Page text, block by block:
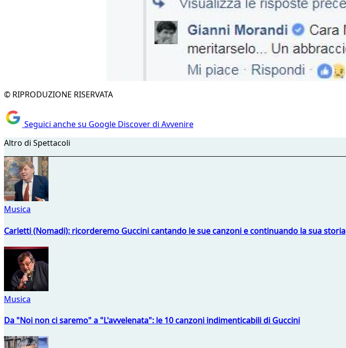
© RIPRODUZIONE RISERVATA
Seguici anche su Google Discover di Avvenire
Altro di Spettacoli
Musica
Carletti (Nomadi): ricorderemo Guccini cantando le sue canzoni e continuando la sua storia
Musica
Da "Noi non ci saremo" a "L'avvelenata": le 10 canzoni indimenticabili di Guccini